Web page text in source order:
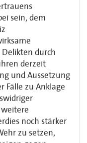
sein, dem
durch
derzeit
und Aussetzung
Fälle zu Anklage
noch stärker
zu setzen,